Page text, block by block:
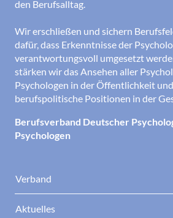
den Berufsalltag.
Wir erschließen und sichern
dafür, dass Erkenntnisse der
verantwortungsvoll umgesetzt
stärken wir das Ansehen aller
Psychologen in der Öffentlichkeit
berufspolitische Positionen in der
Berufsverband Deutscher
Psychologen
Verband
Aktuelles